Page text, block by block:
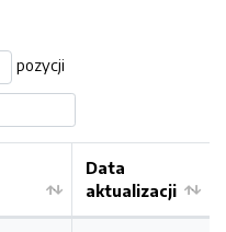
pozycji
Data
aktualizacji